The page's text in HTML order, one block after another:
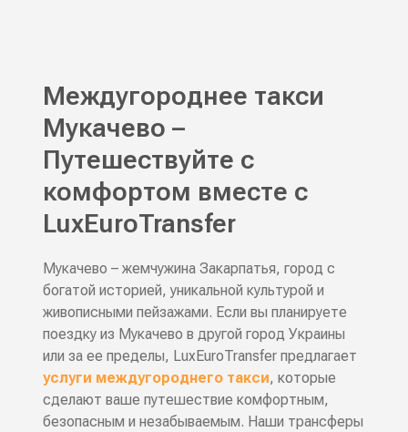
Междугороднее такси
Мукачево –
Путешествуйте с
комфортом вместе с
LuxEuroTransfer
Мукачево – жемчужина Закарпатья, город с
богатой историей, уникальной культурой и
живописными пейзажами. Если вы планируете
поездку из Мукачево в другой город Украины
или за ее пределы, LuxEuroTransfer предлагает
услуги междугороднего такси, которые
сделают ваше путешествие комфортным,
безопасным и незабываемым. Наши трансферы